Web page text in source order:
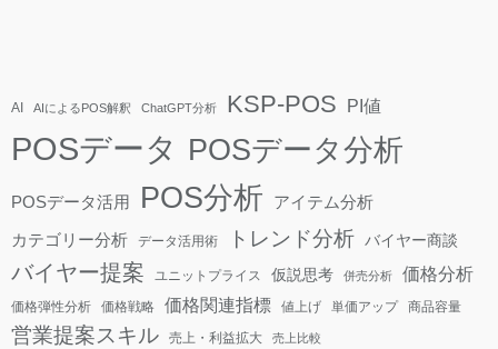
AI AIによるPOS解釈 ChatGPT分析 KSP-POS PI値
POSデータ POSデータ分析
POSデータ活用 POS分析 アイテム分析
カテゴリー分析 データ活用術 トレンド分析 バイヤー商談
バイヤー提案 ユニットプライス 仮説思考 併売分析 価格分析
価格弾性分析 価格戦略 価格関連指標 値上げ 単価アップ 商品容量
営業提案スキル 売上・利益拡大 売上比較